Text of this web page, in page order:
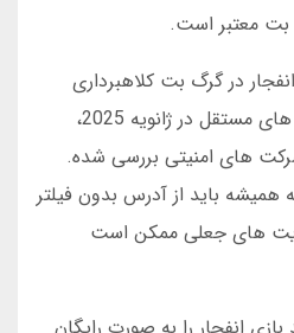
معتبر است.
در گرگ بت کلاهبرداری
است. اما بر اساس گزارش های مستقل در ژانویه 2025،
های امنیتی بررسی شده.
همیشه باید از آدرس بدون فیلتر
های جعلی ممکن است